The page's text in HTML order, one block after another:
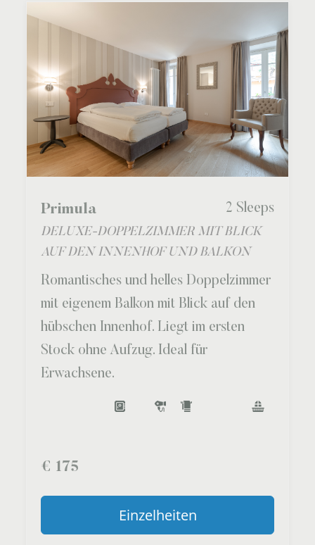
Primula 2 Sleeps
DELUXE-DOPPELZIMMER MIT BLICK
AUF DEN INNENHOF UND BALKON
Romantisches und helles Doppelzimmer
mit eigenem Balkon mit Blick auf den
hübschen Innenhof. Liegt im ersten
Stock ohne Aufzug. Ideal für
Erwachsene.
€ 175
Einzelheiten